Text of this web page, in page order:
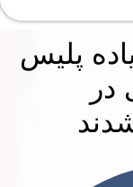
پلیس
در